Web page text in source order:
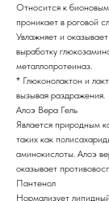
Относится к
проникает в роговой
Увлажняет и
выработку
металлопротеиназ.
* Глюконолактон и
вызывая раздражения.
Алоэ Вера Гель
Явлается природным
таких как
аминокислоты. Алоэ
оказывает
Пантенол
Нормализует